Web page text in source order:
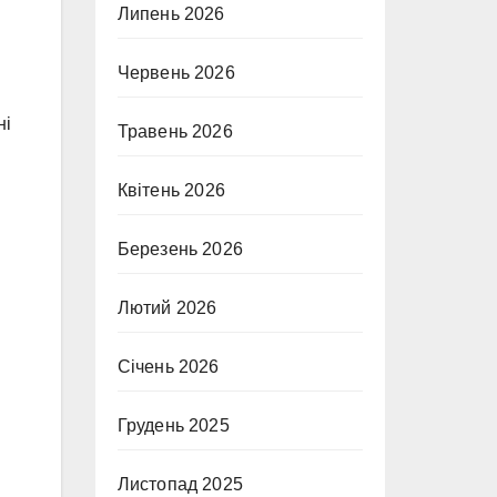
Липень 2026
Червень 2026
Травень 2026
Квітень 2026
Березень 2026
Лютий 2026
Січень 2026
Грудень 2025
Листопад 2025